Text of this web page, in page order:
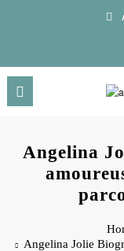
Angelina
Angelina Jolie